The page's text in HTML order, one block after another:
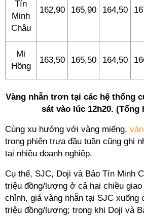
Tín
Minh
Châu
162,90 165,90 164,50
Mi
Hồng
163,50 165,50 164,50
Vàng nhẫn trơn tại các hệ thống
sát vào lúc 12h20. (Tổng
Cùng xu hướng với vàng miếng,
trong phiên trưa đầu tuần cũng ghi
tại nhiều doanh nghiệp.
Cụ thể, SJC, Doji và Bảo Tín Minh
triệu đồng/lượng ở cả hai chiều
chỉnh, giá vàng nhẫn tại SJC xuống
triệu đồng/lượng; trong khi Doji và